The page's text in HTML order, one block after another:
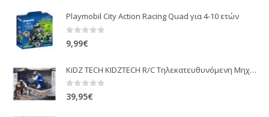
Playmobil City Action Racing Quad για 4-10 ετών
9,99€
KiDZ TECH KIDZTECH R/C Τηλεκατευθυνόμενη Μηχανή Moto Razor 84501
0 out of 5
39,95€